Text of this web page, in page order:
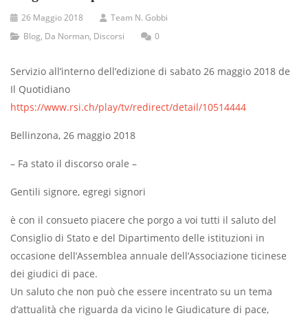
26 Maggio 2018
Team N. Gobbi
Blog, Da Norman, Discorsi 0
Servizio all’interno dell’edizione di sabato 26 maggio 2018 de
Il Quotidiano
https://www.rsi.ch/play/tv/redirect/detail/10514444
Bellinzona, 26 maggio 2018
– Fa stato il discorso orale –
Gentili signore, egregi signori
è con il consueto piacere che porgo a voi tutti il saluto del
Consiglio di Stato e del Dipartimento delle istituzioni in
occasione dell’Assemblea annuale dell’Associazione ticinese
dei giudici di pace.
Un saluto che non può che essere incentrato su un tema
d’attualità che riguarda da vicino le Giudicature di pace,